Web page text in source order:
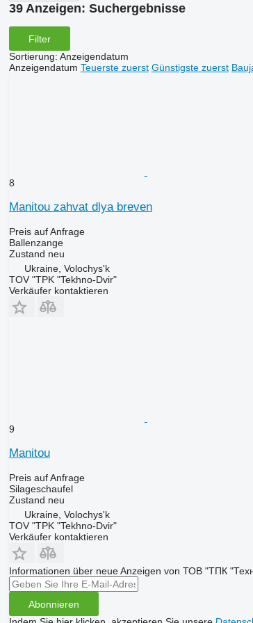
39 Anzeigen: Suchergebnisse
Filter
Sortierung: Anzeigendatum
Anzeigendatum Teuerste zuerst Günstigste zuerst
8
Manitou zahvat dlya breven
Preis auf Anfrage
Ballenzange
Zustand neu
Ukraine, Volochys'k
TOV "TPK "Tekhno-Dvir"
Verkäufer kontaktieren
9
Manitou
Preis auf Anfrage
Silageschaufel
Zustand neu
Ukraine, Volochys'k
TOV "TPK "Tekhno-Dvir"
Verkäufer kontaktieren
Informationen über neue Anzeigen von ТОВ "ТПК
Abonnieren